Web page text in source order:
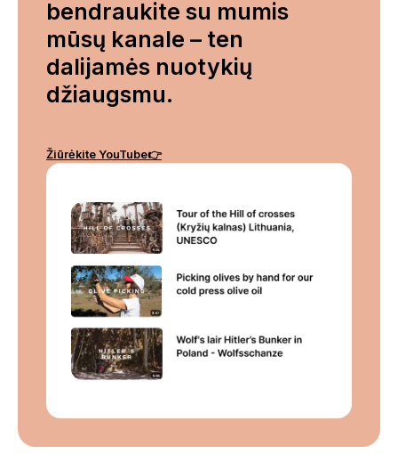
bendraukite su mumis
mūsų kanale – ten
dalijamės nuotykių
džiaugsmu.
Žiūrėkite YouTube👉